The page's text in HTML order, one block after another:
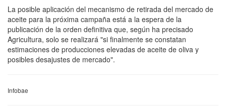
La posible aplicación del mecanismo de retirada del mercado de
aceite para la próxima campaña está a la espera de la
publicación de la orden definitiva que, según ha precisado
Agricultura, solo se realizará "si finalmente se constatan
estimaciones de producciones elevadas de aceite de oliva y
posibles desajustes de mercado".
Infobae